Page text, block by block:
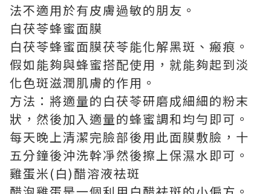
法不適用於有皮膚過敏的朋友。
白茯苓蜂蜜面膜
白茯苓蜂蜜面膜茯苓能化解黑斑、瘢痕。
假如能夠與蜂蜜搭配使用，就能夠起到淡
化色斑滋潤肌膚的作用。
方法：將適量的白茯苓研磨成細細的粉末
狀，然後加入適量的蜂蜜調和均勻即可。
每天晚上清潔完臉部後用此面膜敷臉，十
五分鐘後沖洗幹凈然後擦上保濕水即可。
雞蛋米(白)醋溶液祛斑